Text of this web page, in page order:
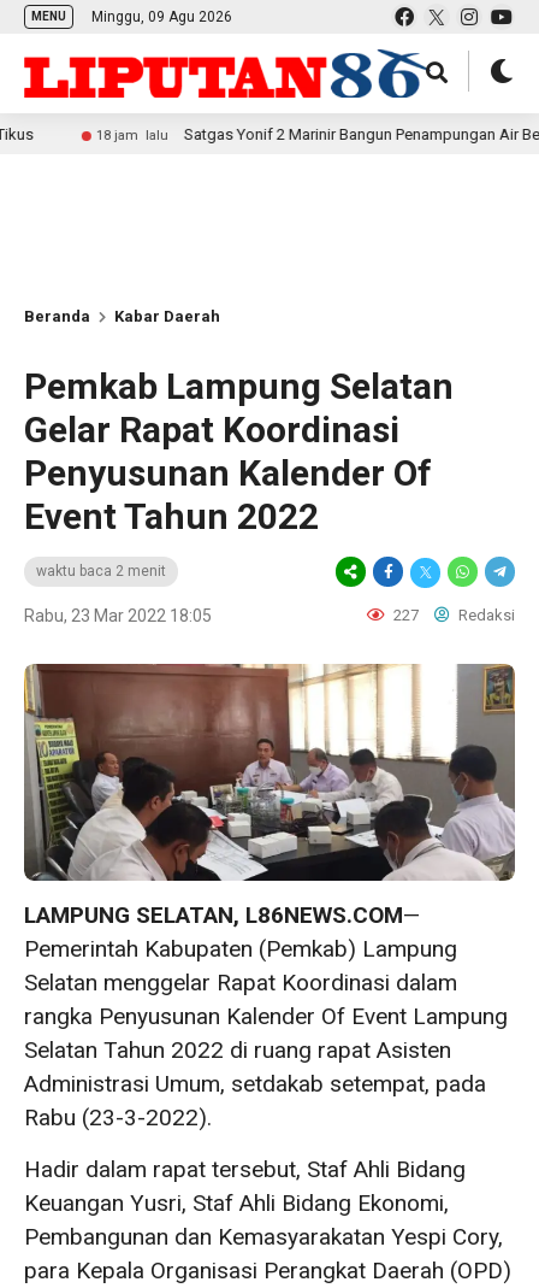
MENU Minggu, 09 Agu 2026
18 jam lalu Satgas Yonif 2 Marinir Bangun Penampungan Air Bersama
Beranda Kabar Daerah
Pemkab Lampung Selatan
Gelar Rapat Koordinasi
Penyusunan Kalender Of
Event Tahun 2022
waktu baca 2 menit
Rabu, 23 Mar 2022 18:05 227 Redaksi
LAMPUNG SELATAN, L86NEWS.COM—
Pemerintah Kabupaten (Pemkab) Lampung
Selatan menggelar Rapat Koordinasi dalam
rangka Penyusunan Kalender Of Event Lampung
Selatan Tahun 2022 di ruang rapat Asisten
Administrasi Umum, setdakab setempat, pada
Rabu (23-3-2022).
Hadir dalam rapat tersebut, Staf Ahli Bidang
Keuangan Yusri, Staf Ahli Bidang Ekonomi,
Pembangunan dan Kemasyarakatan Yespi Cory,
para Kepala Organisasi Perangkat Daerah (OPD)